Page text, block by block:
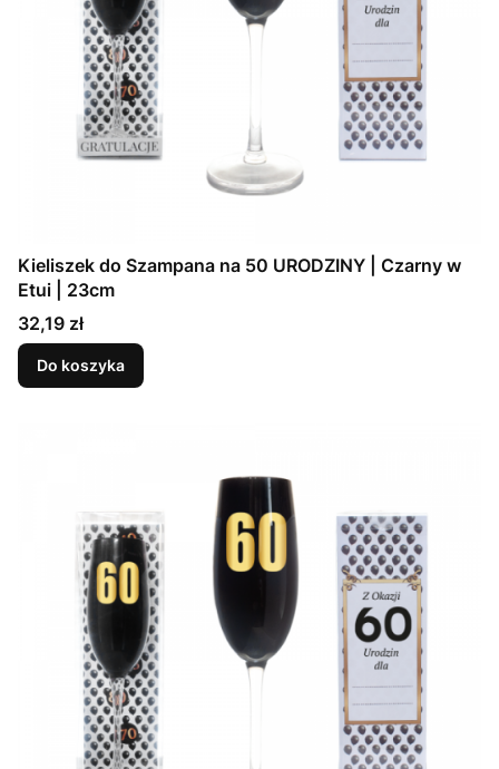
Kieliszek do Szampana na 50 URODZINY | Czarny w
Etui | 23cm
Cena
32,19 zł
Do koszyka